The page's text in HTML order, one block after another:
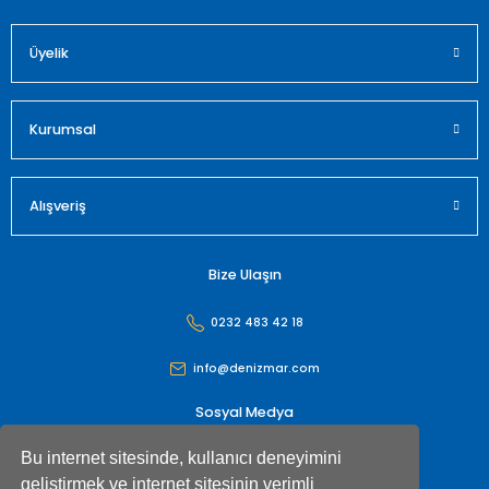
Bu internet sitesinde, kullanıcı deneyimini
geliştirmek ve internet sitesinin verimli
Üyelik
Kurumsal
Alışveriş
Bize Ulaşın
0232 483 42 18
info@denizmar.com
Sosyal Medya